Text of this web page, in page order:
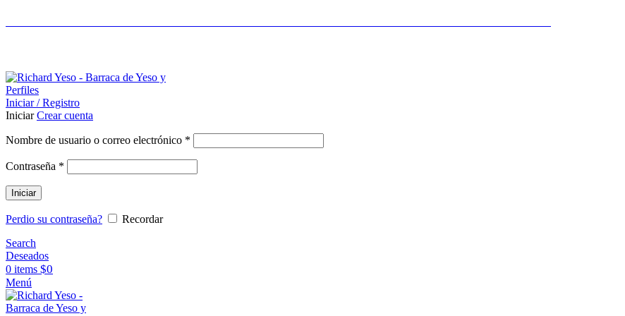
Iniciar / Registro
IniciarCrear cuenta
Nombre de usuario o correo electrónico *
Contraseña *
Iniciar
Perdio su contraseña?
Recordar
Search
Deseados
0 items $0
Menú